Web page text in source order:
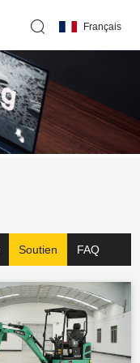
Français
Soutien FAQ